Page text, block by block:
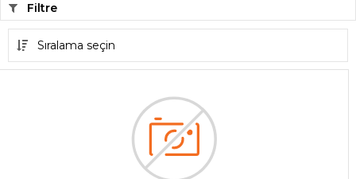
Filtre
Sıralama seçin